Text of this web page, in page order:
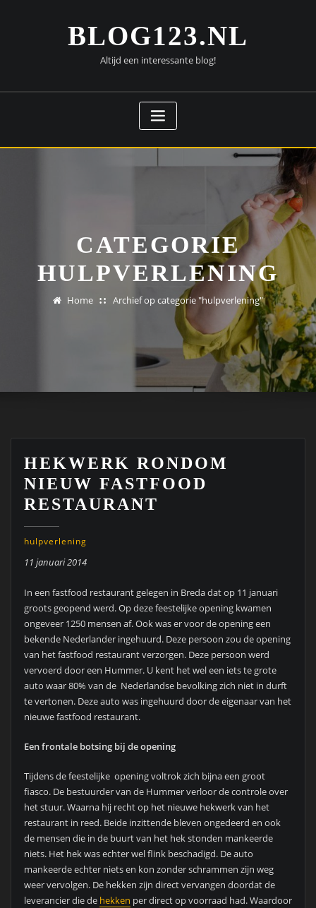
BLOG123.NL
Altijd een interessante blog!
CATEGORIE
HULPVERLENING
Home Archief op categorie "hulpverlening"
HEKWERK RONDOM
NIEUW FASTFOOD
RESTAURANT
hulpverlening
11 januari 2014
In een fastfood restaurant gelegen in Breda dat op 11 januari
groots geopend werd. Op deze feestelijke opening kwamen
ongeveer 1250 mensen af. Ook was er voor de opening een
bekende Nederlander ingehuurd. Deze persoon zou de opening
van het fastfood restaurant verzorgen. Deze persoon werd
vervoerd door een Hummer. U kent het wel een iets te grote
auto waar 80% van de Nederlandse bevolking zich niet in durft
te vertonen. Deze auto was ingehuurd door de eigenaar van het
nieuwe fastfood restaurant.
Een frontale botsing bij de opening
Tijdens de feestelijke opening voltrok zich bijna een groot
fiasco. De bestuurder van de Hummer verloor de controle over
het stuur. Waarna hij recht op het nieuwe hekwerk van het
restaurant in reed. Beide inzittende bleven ongedeerd en ook
de mensen die in de buurt van het hek stonden mankeerde
niets. Het hek was echter wel flink beschadigd. De auto
mankeerde echter niets en kon zonder schrammen zijn weg
weer vervolgen. De hekken zijn direct vervangen doordat de
leverancier die de hekken per direct op voorraad had. Waardoor